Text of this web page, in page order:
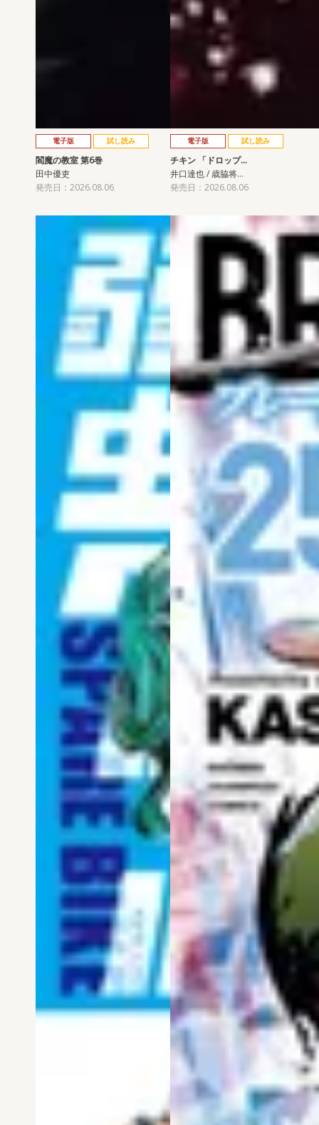
電子版 試し読み
閻魔の教室 第6巻
田中優吏
発売日：2026.08.06
電子版 試し読み
チキン 「ドロップ…
井口達也 / 歳脇将…
発売日：2026.08.06